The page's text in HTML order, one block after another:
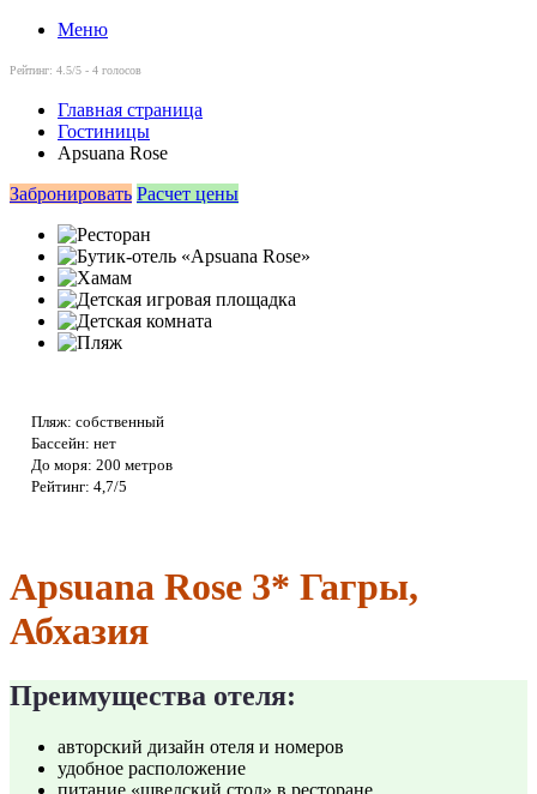
Меню
Рейтинг: 4.5/5 - 4 голосов
Главная страница
Гостиницы
Apsuana Rose
Забронировать Расчет цены
Пляж: собственный
Бассейн: нет
До моря: 200 метров
Рейтинг: 4,7/5
Apsuana Rose 3* Гагры,
Абхазия
Преимущества отеля:
авторский дизайн отеля и номеров
удобное расположение
питание «шведский стол» в ресторане